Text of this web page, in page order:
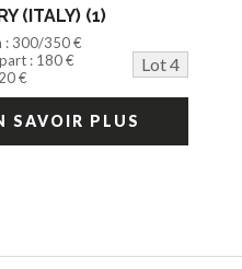
(ITALY) (1)
: 300/350 €
: 180 €
Lot 4
€
SAVOIR PLUS